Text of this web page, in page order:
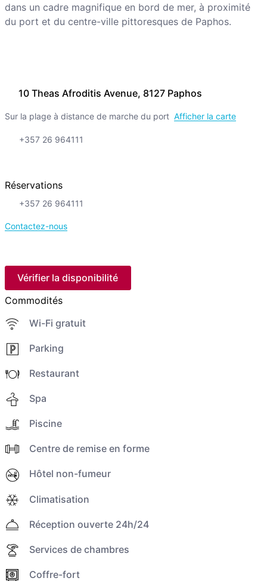
10 Theas Afroditis Avenue, 8127 Paphos
Sur la plage à distance de marche du port Afficher la carte
+357 26 964111
Réservations
+357 26 964111
Contactez-nous
Vérifier la disponibilité
Commodités
Wi-Fi gratuit
Parking
Restaurant
Spa
Piscine
Centre de remise en forme
Hôtel non-fumeur
Climatisation
Réception ouverte 24h/24
Services de chambres
Coffre-fort
dans un cadre magnifique en bord de mer, à proximité
du port et du centre-ville pittoresques de Paphos.